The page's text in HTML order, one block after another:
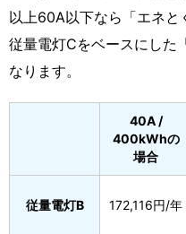
以上60A以下なら「エネと
従量電灯Cをベースにした
なります。
40A /
400kWhの
場合
従量電灯B 172,116円/年